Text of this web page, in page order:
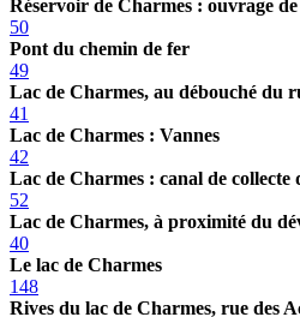
Réservoir de Charmes : ouvrage de
50
Pont du chemin de fer
49
Lac de Charmes, au débouché du
41
Lac de Charmes : Vannes
42
Lac de Charmes : canal de collecte
52
Lac de Charmes, à proximité du
40
Le lac de Charmes
148
Rives du lac de Charmes, rue des